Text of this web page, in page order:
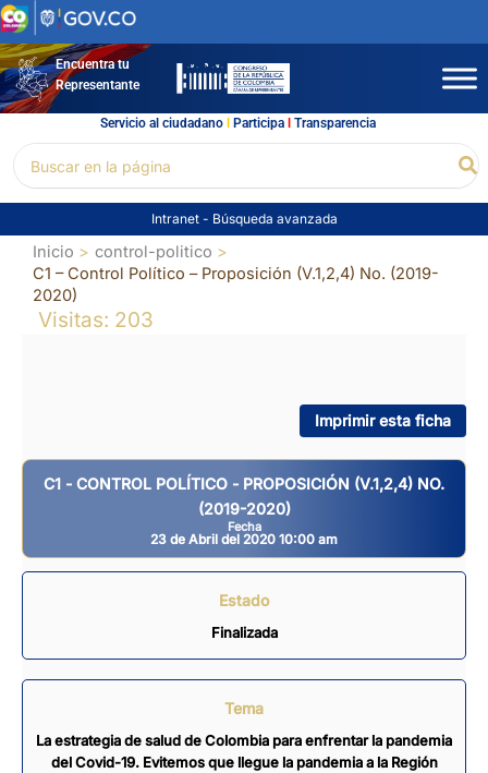
Ir
al
contenidoEncuentra tu
Representante
Servicio al ciudadano l Participal Transparencia
por:
Intranet - Búsqueda avanzada
Inicio
control-politico
C1 – Control Político – Proposición (V.1,2,4) No. (2019-
2020)
Visitas: 203
Imprimir esta ficha
C1 - CONTROL POLÍTICO - PROPOSICIÓN (V.1,2,4) NO.
(2019-2020)
Fecha
23 de Abril del 2020 10:00 am
Estado
Finalizada
Tema
La estrategia de salud de Colombia para enfrentar la pandemia
del Covid-19. Evitemos que llegue la pandemia a la Región